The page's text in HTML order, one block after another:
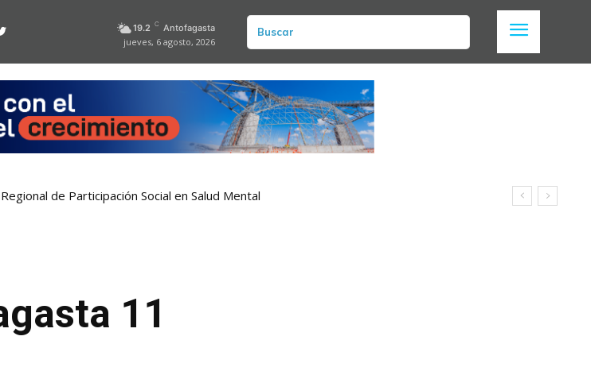
19.2 C Antofagasta
jueves, 6 agosto, 2026
Buscar
de Participación Social en Salud Mental
11